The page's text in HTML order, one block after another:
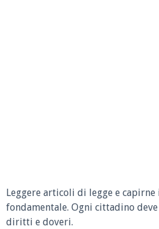
Leggere articoli di legge e
fondamentale. Ogni cittadino
diritti e doveri.